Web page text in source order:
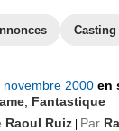
Casting
novembre 2000en
Fantastique
Raoul Ruiz Par